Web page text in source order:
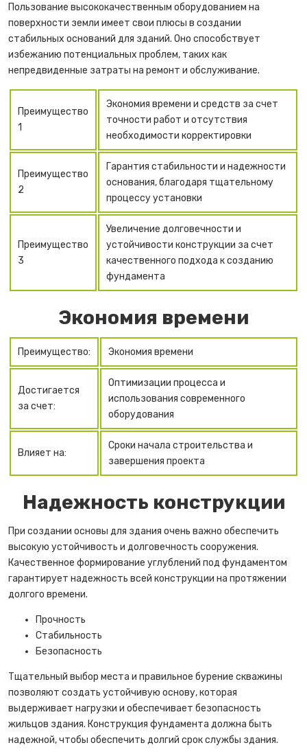
Пользование высококачественным оборудованием на
поверхности земли имеет свои плюсы в создании
стабильных оснований для зданий. Оно способствует
избежанию потенциальных проблем, таких как
непредвиденные затраты на ремонт и обслуживание.
Преимущество
1
Экономия времени и средств за счет
точности работ и отсутствия
необходимости корректировки
Преимущество
2
Гарантия стабильности и надежности
основания, благодаря тщательному
процессу установки
Преимущество
3
Увеличение долговечности и
устойчивости конструкции за счет
качественного подхода к созданию
фундамента
Экономия времени
Преимущество: Экономия времени
Достигается
за счет:
Оптимизации процесса и
использования современного
оборудования
Влияет на:
Сроки начала строительства и
завершения проекта
Надежность конструкции
При создании основы для здания очень важно обеспечить
высокую устойчивость и долговечность сооружения.
Качественное формирование углублений под фундаментом
гарантирует надежность всей конструкции на протяжении
долгого времени.
Прочность
Стабильность
Безопасность
Тщательный выбор места и правильное бурение скважины
позволяют создать устойчивую основу, которая
выдерживает нагрузки и обеспечивает безопасность
жильцов здания. Конструкция фундамента должна быть
надежной, чтобы обеспечить долгий срок службы здания.